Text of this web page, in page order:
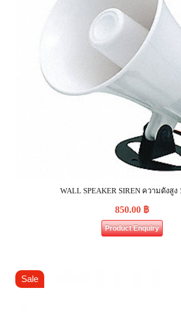
WALL SPEAKER SIREN ความดังสูง
850.00 ฿
Product Enquiry
Sale